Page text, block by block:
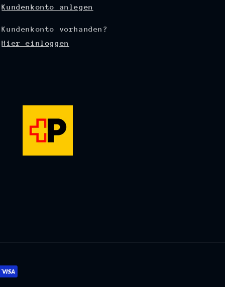
Kundenkonto anlegen
Kundenkonto vorhanden?
Hier einloggen